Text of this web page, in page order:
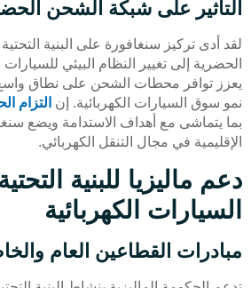
التأثير على شبكة الشحن
لقد أدى تركيز سنغافورة على البنية
الحضرية إلى تغيير النظام البيئي للسيارات
يعزز توافر محطات الشحن على نطاق
نمو سوق السيارات الكهربائية. إن التزام
بما يتماشى مع أهداف الاستدامة ويضع
الإقليمية في مجال التنقل الكهربائي.
دعم ماليزيا للبنية
السيارات الكهربائية
مبادرات القطاعين العام